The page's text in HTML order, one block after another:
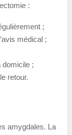
:
;
médical ;
domicile ;
retour.
amygdales. La